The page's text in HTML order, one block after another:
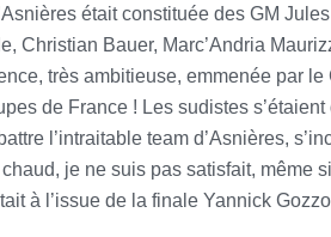
était constituée des GM
Christian Bauer, Marc’Andria
très ambitieuse, emmenée par
de France ! Les sudistes
l’intraitable team d’Asnières,
je ne suis pas satisfait, même
à l’issue de la finale Yannick